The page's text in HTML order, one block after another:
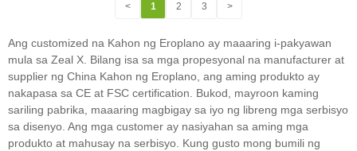
< 1 2 3 >
Ang customized na Kahon ng Eroplano ay maaaring i-pakyawan
mula sa Zeal X. Bilang isa sa mga propesyonal na manufacturer at
supplier ng China Kahon ng Eroplano, ang aming produkto ay
nakapasa sa CE at FSC certification. Bukod, mayroon kaming
sariling pabrika, maaaring magbigay sa iyo ng libreng mga serbisyo
sa disenyo. Ang mga customer ay nasiyahan sa aming mga
produkto at mahusay na serbisyo. Kung gusto mong bumili ng